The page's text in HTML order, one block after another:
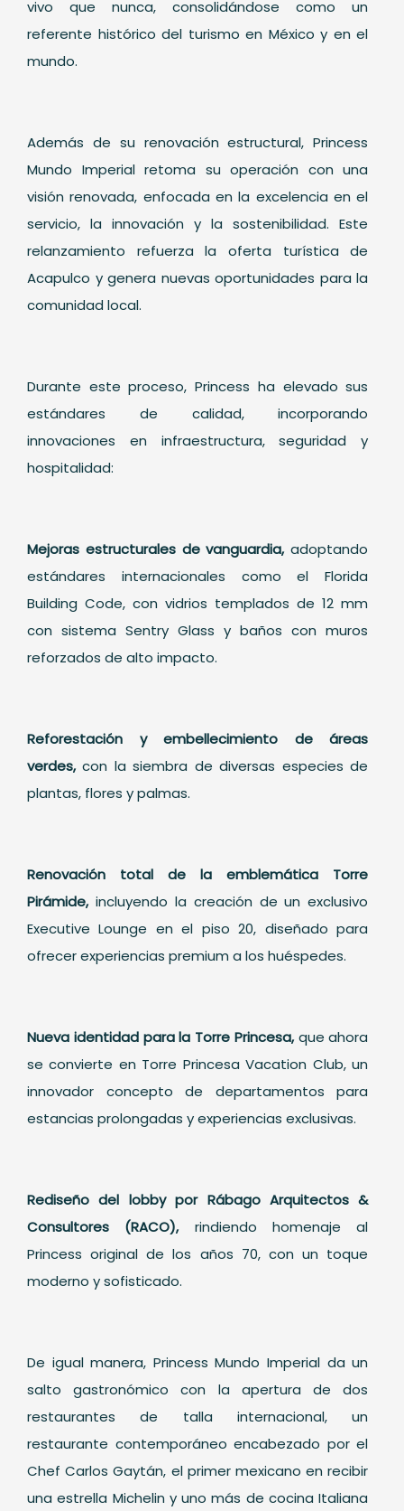
vivo que nunca, consolidándose como un
referente histórico del turismo en México y en el
mundo.
Además de su renovación estructural, Princess
Mundo Imperial retoma su operación con una
visión renovada, enfocada en la excelencia en el
servicio, la innovación y la sostenibilidad. Este
relanzamiento refuerza la oferta turística de
Acapulco y genera nuevas oportunidades para la
comunidad local.
Durante este proceso, Princess ha elevado sus
estándares de calidad, incorporando
innovaciones en infraestructura, seguridad y
hospitalidad:
Mejoras estructurales de vanguardia,adoptando
estándares internacionales como el Florida
Building Code, con vidrios templados de 12 mm
con sistema Sentry Glass y baños con muros
reforzados de alto impacto.
Reforestación y embellecimiento de áreas
verdes,con la siembra de diversas especies de
plantas, flores y palmas.
Renovación total de la emblemática Torre
Pirámide,incluyendo la creación de un exclusivo
Executive Lounge en el piso 20, diseñado para
ofrecer experiencias premium a los huéspedes.
Nueva identidad para la Torre Princesa,que ahora
se convierte en Torre Princesa Vacation Club, un
innovador concepto de departamentos para
estancias prolongadas y experiencias exclusivas.
Rediseño del lobby por Rábago Arquitectos &
Consultores (RACO),rindiendo homenaje al
Princess original de los años 70, con un toque
moderno y sofisticado.
De igual manera, Princess Mundo Imperial da un
salto gastronómico con la apertura de dos
restaurantes de talla internacional, un
restaurante contemporáneo encabezado por el
Chef Carlos Gaytán, el primer mexicano en recibir
una estrella Michelin y uno más de cocina Italiana